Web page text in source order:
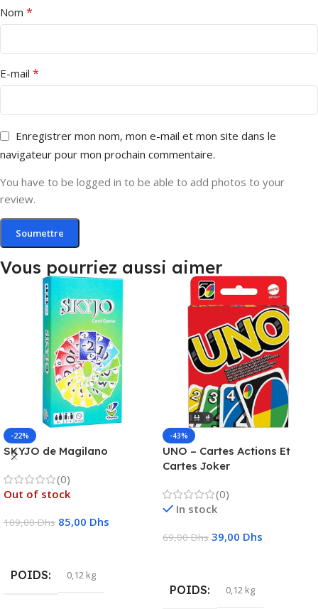
Nom *
E-mail *
Enregistrer mon nom, mon e-mail et mon site dans le
navigateur pour mon prochain commentaire.
You have to be logged in to be able to add photos to your
review.
Vous pourriez aussi aimer
-22%
SKYJO de Magilano
(0)
Out of stock
109,00Dhs 85,00 Dhs
POIDS 0,12 kg
-43%
UNO – Cartes Actions Et
Cartes Joker
(0)
In stock
69,00Dhs 39,00 Dhs
POIDS 0,12 kg